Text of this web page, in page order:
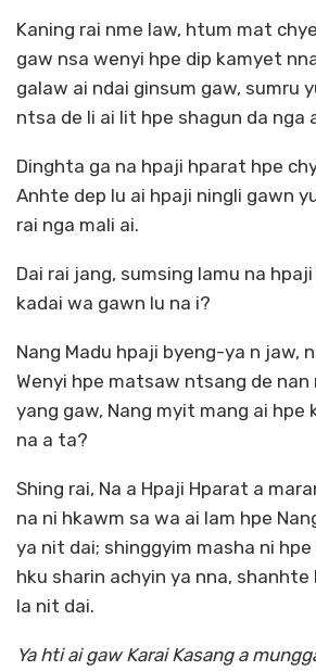
Kaning rai nme law, htum mat
gaw nsa wenyi hpe dip kamyet
galaw ai ndai ginsum gaw, sumru
ntsa de li ai lit hpe shagun da nga
Dinghta ga na hpaji hparat hpe
Anhte dep lu ai hpaji ningli gawn
rai nga mali ai.
Dai rai jang, sumsing lamu na
kadai wa gawn lu na i?
Nang Madu hpaji byeng-ya n jaw,
Wenyi hpe matsaw ntsang de nan
yang gaw, Nang myit mang ai hpe
na a ta?
Shing rai, Na a Hpaji Hparat a
na ni hkawm sa wa ai lam hpe
ya nit dai; shinggyim masha ni
hku sharin achyin ya nna, shanhte
la nit dai.
Ya hti ai gaw Karai Kasang a